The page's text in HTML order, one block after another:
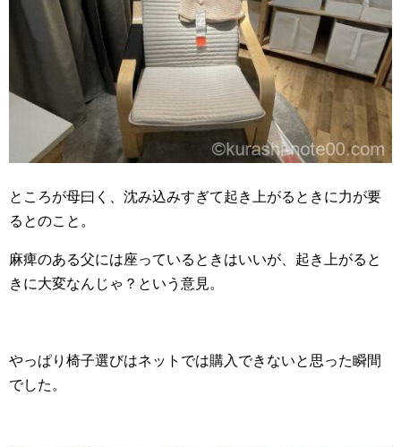
ところが母曰く、沈み込みすぎて起き上がるときに力が要
るとのこと。
麻痺のある父には座っているときはいいが、起き上がると
きに大変なんじゃ？という意見。
やっぱり椅子選びはネットでは購入できないと思った瞬間
でした。